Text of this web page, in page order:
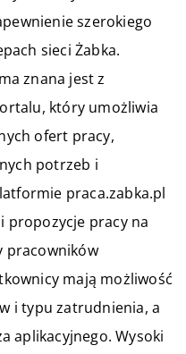
szerokiego
sieci Żabka.
znana jest z
który umożliwia
ofert pracy,
potrzeb i
praca.zabka.pl
propozycje pracy na
pracowników
mają możliwość
i typu zatrudnienia, a
aplikacyjnego. Wysoki